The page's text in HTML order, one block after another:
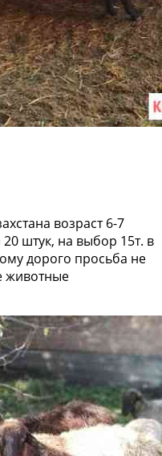
возраст 6-7
штук, на выбор 15т. в
дорого просьба не
животные